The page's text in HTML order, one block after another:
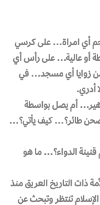
أي امراة… على كرسي
أو عالية… على رأس أي
زوايا أي مسجد… في
أدري.
أم يصل بواسطة
صحن طائر؟… كيف يأتي؟…
الدواء؟… ما هو
ذات التاريخ العريق منذ
تنتظر وتبحث عن